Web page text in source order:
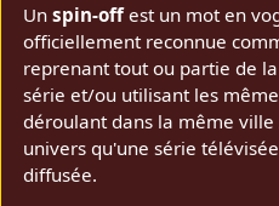
Unspin-offest un mot en
officiellement reconnue
reprenant tout ou partie de
série et/ou utilisant les
déroulant dans la même
univers qu'une série
diffusée.